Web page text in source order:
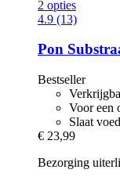
2 opties
4.9 (13)
Pon
Bestseller
Voor een
Slaat
€ 23,99
Bezorging